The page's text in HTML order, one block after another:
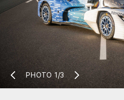
PHOTO 1/3